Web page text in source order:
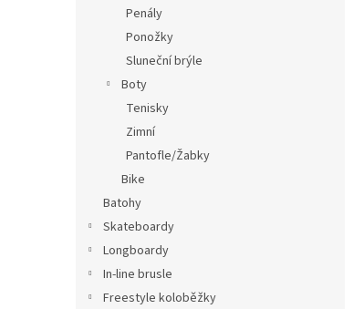
Penály
Ponožky
Sluneční brýle
Boty
Tenisky
Zimní
Pantofle/Žabky
Bike
Batohy
Skateboardy
Longboardy
In-line brusle
Freestyle koloběžky